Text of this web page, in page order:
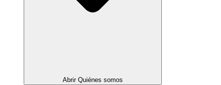
Abrir Quiénes somos